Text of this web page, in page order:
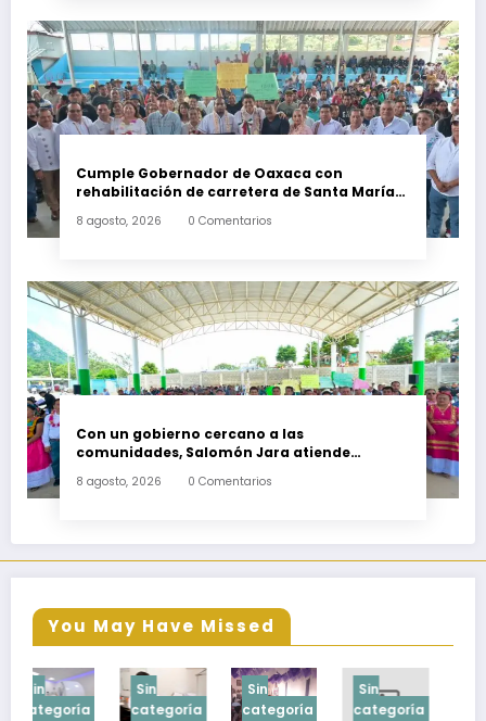
Cumple Gobernador de Oaxaca con
rehabilitación de carretera de Santa María
8 agosto, 2026 0 Comentarios
Con un gobierno cercano a las
comunidades, Salomón Jara atiende
Tenango
8 agosto, 2026 0 Comentarios
You May Have Missed
Sin
categoría
Sin
categoría
Sin
categoría
Sin
categoría